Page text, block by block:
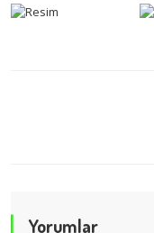
Yorumlar